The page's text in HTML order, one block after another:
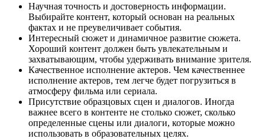
Научная точность и достоверность информации.
Выбирайте контент, который основан на реальных
фактах и не преувеличивает события.
Интересный сюжет и динамичное развитие сюжета.
Хороший контент должен быть увлекательным и
захватывающим, чтобы удерживать внимание зрителя.
Качественное исполнение актеров. Чем качественнее
исполнение актеров, тем легче будет погрузиться в
атмосферу фильма или сериала.
Присутствие образцовых сцен и диалогов. Иногда
важнее всего в контенте не столько сюжет, сколько
определенные сцены или диалоги, которые можно
использовать в образовательных целях.